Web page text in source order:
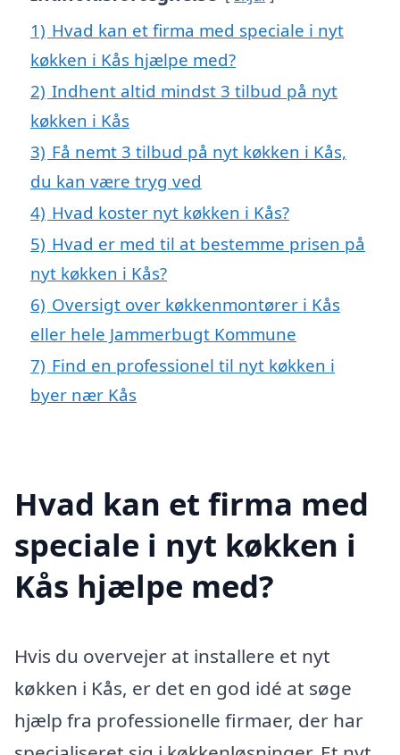
1) Hvad kan et firma med speciale i nyt
køkken i Kås hjælpe med?
2) Indhent altid mindst 3 tilbud på nyt
køkken i Kås
3) Få nemt 3 tilbud på nyt køkken i Kås,
du kan være tryg ved
4) Hvad koster nyt køkken i Kås?
5) Hvad er med til at bestemme prisen på
nyt køkken i Kås?
6) Oversigt over køkkenmontører i Kås
eller hele Jammerbugt Kommune
7) Find en professionel til nyt køkken i
byer nær Kås
Hvad kan et firma med
speciale i nyt køkken i
Kås hjælpe med?
Hvis du overvejer at installere et nyt
køkken i Kås, er det en god idé at søge
hjælp fra professionelle firmaer, der har